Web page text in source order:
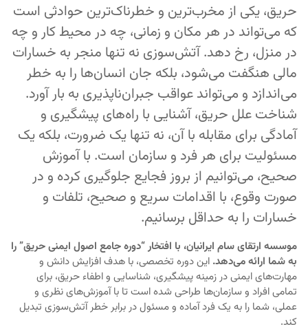
حریق، یکی از مخرب‌ترین و خطرناک‌ترین حوادثی است
که می‌تواند در هر مکان و زمانی، چه در محیط کار و چه
در منزل، رخ دهد. آتش‌سوزی نه تنها منجر به خسارات
مالی هنگفت می‌شود، بلکه جان انسان‌ها را به خطر
می‌اندازد و می‌تواند عواقب جبران‌ناپذیری به بار آورد.
شناخت علل حریق، آشنایی با راه‌های پیشگیری و
آمادگی برای مقابله با آن، نه تنها یک ضرورت، بلکه یک
مسئولیت برای هر فرد و سازمان است. با آموزش
صحیح، می‌توانیم از بروز فجایع جلوگیری کرده و در
صورت وقوع، با اقدامات سریع و صحیح، تلفات و
خسارات را به حداقل برسانیم.
موسسه ارتقای سام ایرانیان، با افتخار “دوره جامع اصول ایمنی حریق” را
به شما ارائه می‌دهد. این دوره تخصصی، با هدف افزایش دانش و
مهارت‌های ایمنی در زمینه پیشگیری، شناسایی و اطفاء حریق، برای
تمامی افراد و سازمان‌ها طراحی شده است تا با آموزش‌های نظری و
عملی، شما را به یک فرد آماده و مسئول در برابر خطر آتش‌سوزی تبدیل
کند.